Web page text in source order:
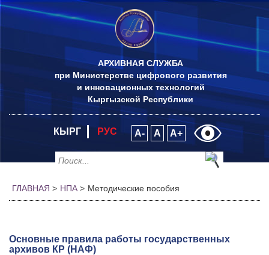
АРХИВНАЯ СЛУЖБА
при Министерстве цифрового развития
и инновационных технологий
Кыргызской Республики
КЫРГ РУС A- A A+
ГЛАВНАЯ > НПА > Методические пособия
Основные правила работы государственных
архивов КР (НАФ)